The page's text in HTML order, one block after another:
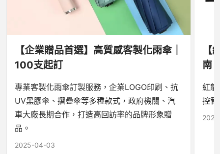
【企業贈品首選】高質感客製化雨傘｜
100支起訂
專業客製化雨傘訂製服務，企業LOGO印刷、抗
UV黑膠傘、摺疊傘等多種款式，政府機關、汽
車大廠長期合作，打造高回訪率的品牌形象贈
品。
2025-04-03
【
南
紅龍
控管